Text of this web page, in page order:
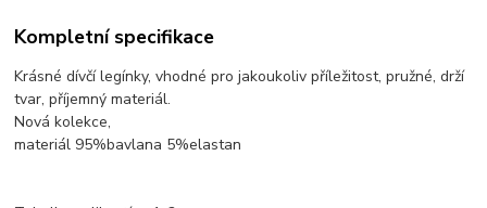
Kompletní specifikace
Krásné dívčí legínky, vhodné pro jakoukoliv příležitost, pružné, drží
tvar, příjemný materiál.
Nová kolekce,
materiál 95%bavlana 5%elastan